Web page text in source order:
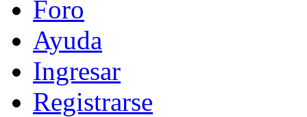
Foro
Ayuda
Ingresar
Registrarse